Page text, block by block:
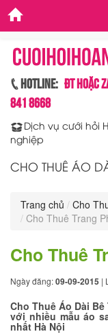
Hotline: ĐT hoặc
841 8668
Dịch vụ cưới hỏi
nghiệp
CHO THUÊ ÁO
Trang chủ
Cho
Cho Thuê Trang
Cho Thuê
Ngày đăng:09-09-2015 |
Cho Thuê Áo Dài
với nhiều mẫu áo
nhất Hà Nội